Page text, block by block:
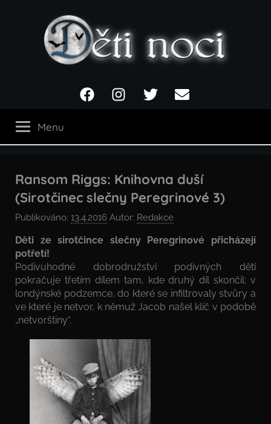
noci
FacebookInstagramTwitter Email
Menu
Ransom Riggs: Knihovna duší
(Sirotčinec slečny Peregrinové 3)
Publikováno: 13.4.2016 Autor: Redakce
Děti ze sirotčince slečny Peregrinové přicházejí
potřetí!
Podivuhodné dobrodružství podivných dětí
pokračuje třetím dílem tam, kde druhý díl skončil: v
londýnské podzemce, do které se infiltrovaly stvůry a
ve které je netvor, k němuž Jacob našel klíč v podobě
„netvorštiny“.